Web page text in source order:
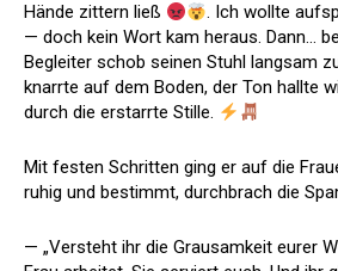
Hände zittern ließ
. Ich wollte
— doch kein Wort kam heraus. Dann…
Begleiter schob seinen Stuhl langsam
knarrte auf dem Boden, der Ton hallte
durch die erstarrte Stille.
Mit festen Schritten ging er auf die
ruhig und bestimmt, durchbrach die
— „Versteht ihr die Grausamkeit eurer